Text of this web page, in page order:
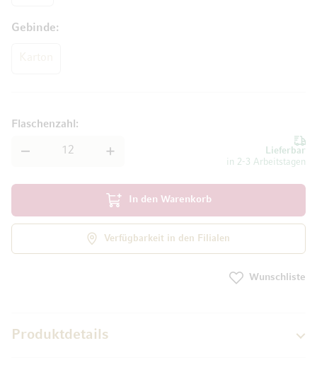
Gebinde
Lieferbar
in 2-3 Arbeitstagen
Flaschenzahl
In den Warenkorb
Verfügbarkeit in den Filialen
Wunschliste
Produktdetails